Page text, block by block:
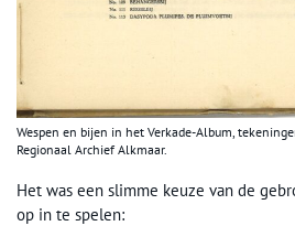
Wespen en bijen in het Verkade-Album,
Regionaal Archief Alkmaar.
Het was een slimme keuze van de
op in te spelen: